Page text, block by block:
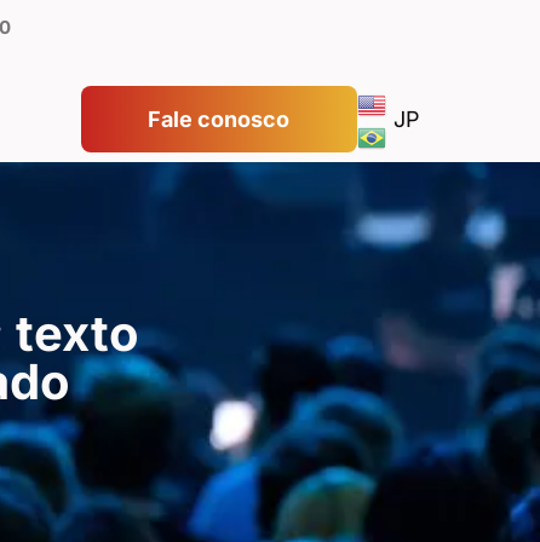
Fale conosco JP
texto